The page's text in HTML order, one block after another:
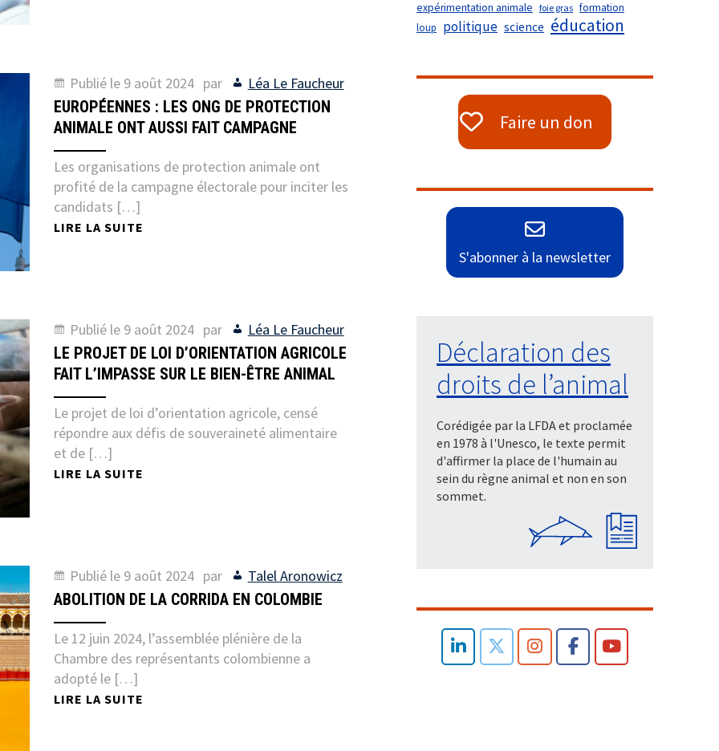
Publié le 9 août 2024 par Léa Le Faucheur
EUROPÉENNES : LES ONG DE PROTECTION
ANIMALE ONT AUSSI FAIT CAMPAGNE
Les organisations de protection animale ont
profité de la campagne électorale pour inciter les
candidats […]
LIRE LA SUITE
Publié le 9 août 2024 par Léa Le Faucheur
LE PROJET DE LOI D’ORIENTATION AGRICOLE
FAIT L’IMPASSE SUR LE BIEN-ÊTRE ANIMAL
Le projet de loi d’orientation agricole, censé
répondre aux défis de souveraineté alimentaire
et de […]
LIRE LA SUITE
Publié le 9 août 2024 par Talel Aronowicz
ABOLITION DE LA CORRIDA EN COLOMBIE
Le 12 juin 2024, l’assemblée plénière de la
Chambre des représentants colombienne a
adopté le […]
LIRE LA SUITE
expérimentation animale foie gras formation
loup politique science éducation
Faire un don
S'abonner à la newsletter
Déclaration des
droits de l’animal
Corédigée par la LFDA et proclamée
en 1978 à l'Unesco, le texte permit
d'affirmer la place de l'humain au
sein du règne animal et non en son
sommet.